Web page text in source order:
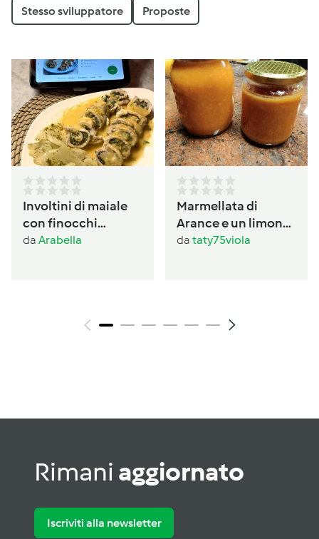
Stesso sviluppatore Proposte
Involtini di maiale
con finocchi
prezzemolati
da Arabella
Marmellata di
Arance e un limone
con buccia
da taty75viola
Rimani aggiornato
Iscriviti alla newsletter